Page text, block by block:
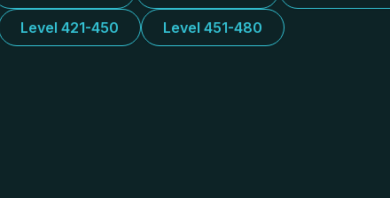
Level 421-450 Level 451-480